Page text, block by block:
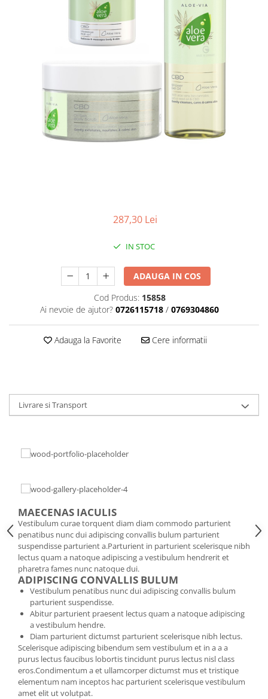
LR LIFETAKT Vital Care
LR ZEITGARD PRODUSE DE
ÎNFRUMUSEȚARE
LR ZEITGARD RACINE
LR ZEITGARD SEROX
LR ZEITGARD SISTEMUL ANTI-
LR ZEITGARD SISTEMUL DE
CURĂŢARE
LR ZEITGARD ÎNGRIJIRE SPECIALĂ
LR ZEITGARD ÎNGRIJIREA TENULUI
287,30 Lei
IN STOC
ADAUGA IN COS
Cod Produs: 15858
Ai nevoie de ajutor? 0726115718 / 0769304860
Adauga la Favorite Cere informatii
Livrare si Transport
MAECENAS IACULIS
Vestibulum curae torquent diam diam commodo parturient
penatibus nunc dui adipiscing convallis bulum parturient
suspendisse parturient a.Parturient in parturient scelerisque nibh
lectus quam a natoque adipiscing a vestibulum hendrerit et
pharetra fames nunc natoque dui.
ADIPISCING CONVALLIS BULUM
Vestibulum penatibus nunc dui adipiscing convallis bulum
parturient suspendisse.
Abitur parturient praesent lectus quam a natoque adipiscing
a vestibulum hendre.
Diam parturient dictumst parturient scelerisque nibh lectus.
Scelerisque adipiscing bibendum sem vestibulum et in a a a
purus lectus faucibus lobortis tincidunt purus lectus nisl class
eros.Condimentum a et ullamcorper dictumst mus et tristique
elementum nam inceptos hac parturient scelerisque vestibulum
amet elit ut volutpat.